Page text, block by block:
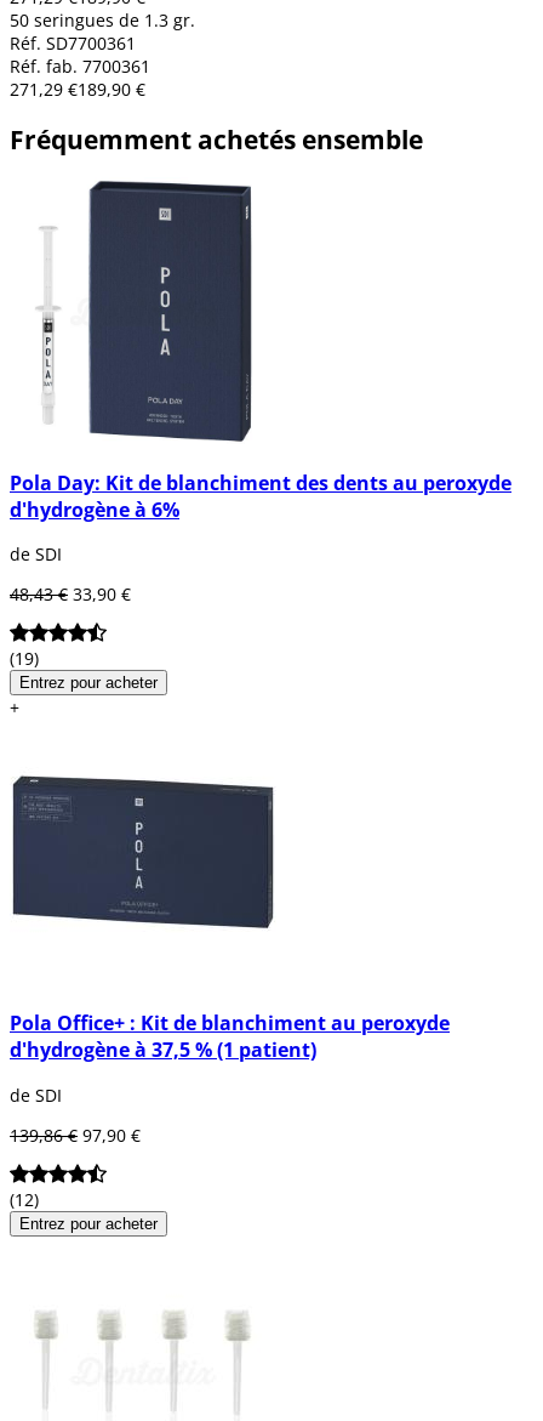
50 seringues de 1.3 gr.
Réf. SD7700361
Réf. fab. 7700361
271,29 €189,90 €
Fréquemment achetés ensemble
Pola Day: Kit de blanchiment des dents au peroxyde
d'hydrogène à 6%
de SDI
48,43 € 33,90 €
(19)
Entrez pour acheter
+
Pola Office+ : Kit de blanchiment au peroxyde
d'hydrogène à 37,5 % (1 patient)
de SDI
139,86 € 97,90 €
(12)
Entrez pour acheter